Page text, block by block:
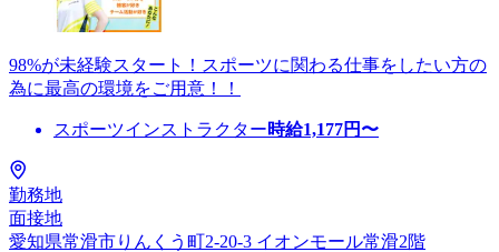
98%が未経験スタート！スポーツに関わる仕事をしたい方の
為に最高の環境をご用意！！
スポーツインストラクター時給1,177円〜
勤務地
面接地
愛知県常滑市りんくう町2-20-3 イオンモール常滑2階